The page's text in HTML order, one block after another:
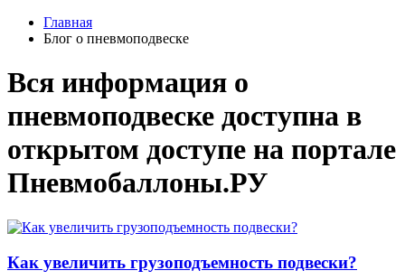
Главная
Блог о пневмоподвеске
Вся информация о
пневмоподвеске доступна в
открытом доступе на портале
Пневмобаллоны.РУ
Как увеличить грузоподъемность подвески?